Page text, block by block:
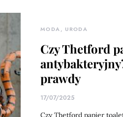
MODA, URODA
Czy Thetford
prawdy
17/07/2025
Czy Thetford papier